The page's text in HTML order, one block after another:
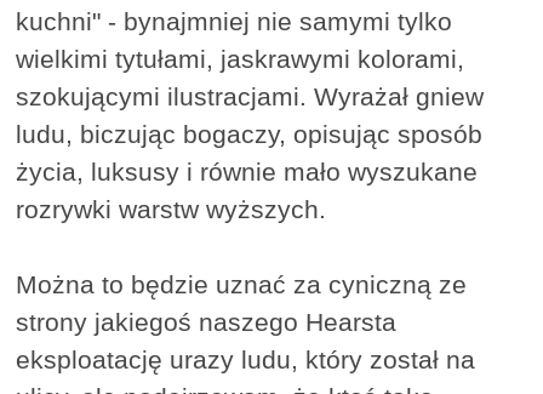
kuchni" - bynajmniej nie samymi tylko
wielkimi tytułami, jaskrawymi kolorami,
szokującymi ilustracjami. Wyrażał gniew
ludu, biczując bogaczy, opisując sposób
życia, luksusy i równie mało wyszukane
rozrywki warstw wyższych.
Można to będzie uznać za cyniczną ze
strony jakiegoś naszego Hearsta
eksploatację urazy ludu, który został na